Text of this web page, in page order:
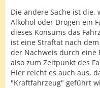
Die andere Sache ist
Alkohol oder Drogen ein
dieses Konsums das
ist eine Straftat nach
der Nachweis durch
also zum Zeitpunkt des
Hier reicht es auch aus,
"Kraftfahrzeug" geführt